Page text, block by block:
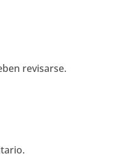
revisarse.